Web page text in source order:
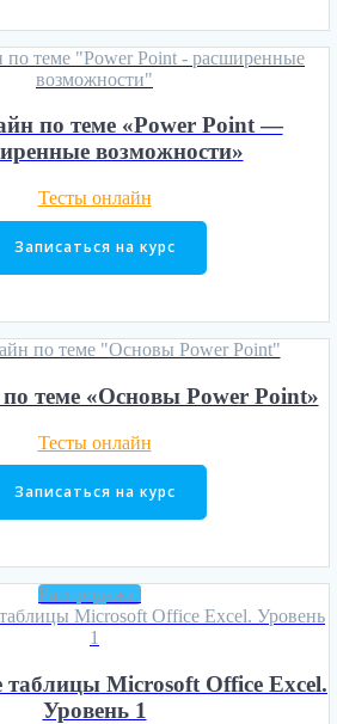
по теме «Power Point —
возможности»
Тесты онлайн
Записаться на курс
теме «Основы Power Point»
Тесты онлайн
Записаться на курс
Распродажа!
Microsoft Office Excel.
Уровень 1